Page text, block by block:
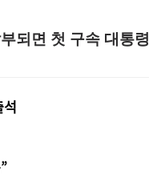
되면 첫 구속 대통령